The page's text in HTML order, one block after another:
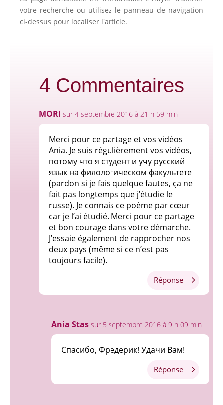
votre recherche ou utilisez le panneau de navigation
ci-dessus pour localiser l'article.
4 Commentaires
MORI sur 4 septembre 2016 à 21 h 59 min
Merci pour ce partage et vos vidéos
Ania. Je suis régulièrement vos vidéos,
потому что я студент и учу русский
язык на филологическом факультете
(pardon si je fais quelque fautes, ça ne
fait pas longtemps que j’étudie le
russe). Je connais ce poème par cœur
car je l’ai étudié. Merci pour ce partage
et bon courage dans votre démarche.
J’essaie également de rapprocher nos
deux pays (même si ce n’est pas
toujours facile).
Réponse
Ania Stas sur 5 septembre 2016 à 9 h 09 min
Спасибо, Фредерик! Удачи Вам!
Réponse